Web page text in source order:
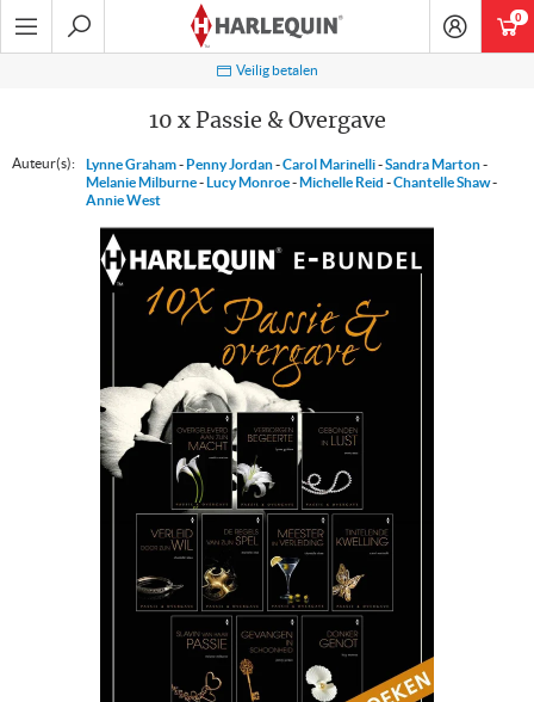
Ga
naar
Veilig betalen
10 x Passie & Overgave
Auteur(s): Lynne Graham- Penny Jordan-Carol Marinelli-Sandra Marton-
Melanie Milburne-Lucy Monroe-Michelle Reid -Chantelle Shaw-
Annie West
0